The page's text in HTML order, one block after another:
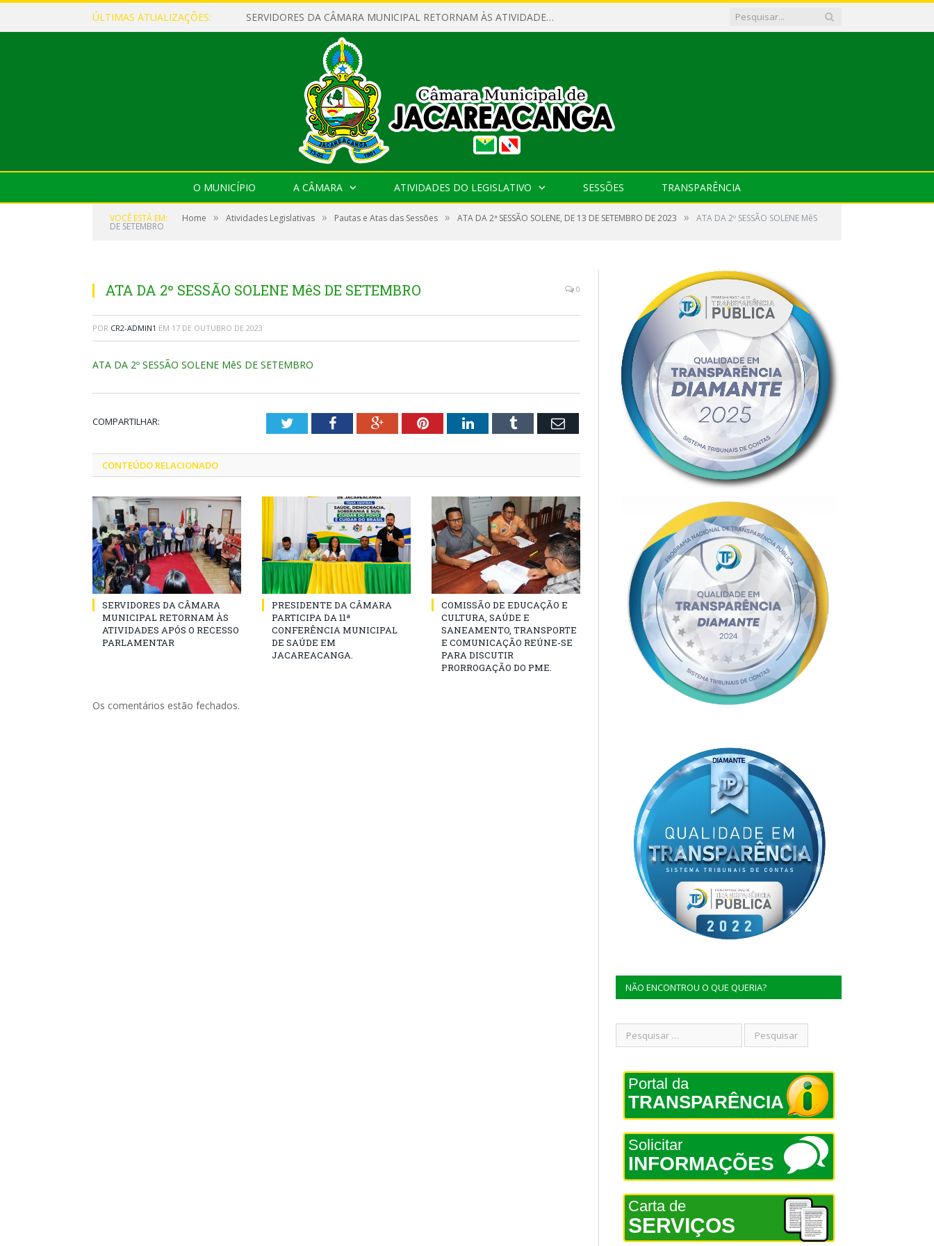
ÚLTIMAS ATUALIZAÇÕES: SERVIDORES DA CÂMARA MUNICIPAL RETORNAM ÀS ATIVIDADES APÓS O RECESSO PARLAMENTAR
O MUNICÍPIO A CÂMARA ATIVIDADES DO LEGISLATIVO SESSÕES TRANSPARÊNCIA
VOCÊ ESTÁ EM: Home » Atividades Legislativas » Pautas e Atas das Sessões » ATA DA 2ª SESSÃO SOLENE, DE 13 DE SETEMBRO DE 2023 » ATA DA 2º SESSÃO SOLENE MêS
DE SETEMBRO
ATA DA 2º SESSÃO SOLENE MêS DE SETEMBRO 0
POR CR2-ADMIN1 EM 17 DE OUTUBRO DE 2023
ATA DA 2º SESSÃO SOLENE MêS DE SETEMBRO
COMPARTILHAR: TwitterFacebookGoogle+PinterestLinkedInTumblr Email
CONTEÚDO RELACIONADO
SERVIDORES DA CÂMARA
MUNICIPAL RETORNAM ÀS
ATIVIDADES APÓS O RECESSO
PARLAMENTAR
PRESIDENTE DA CÂMARA
PARTICIPA DA 11ª
CONFERÊNCIA MUNICIPAL
DE SAÚDE EM
JACAREACANGA.
COMISSÃO DE EDUCAÇÃO E
CULTURA, SAÚDE E
SANEAMENTO, TRANSPORTE
E COMUNICAÇÃO REÚNE-SE
PARA DISCUTIR
PRORROGAÇÃO DO PME.
Os comentários estão fechados.
NÃO ENCONTROU O QUE QUERIA?
Portal da
TRANSPARÊNCIA
Solicitar
INFORMAÇÕES
Carta de
SERVIÇOS